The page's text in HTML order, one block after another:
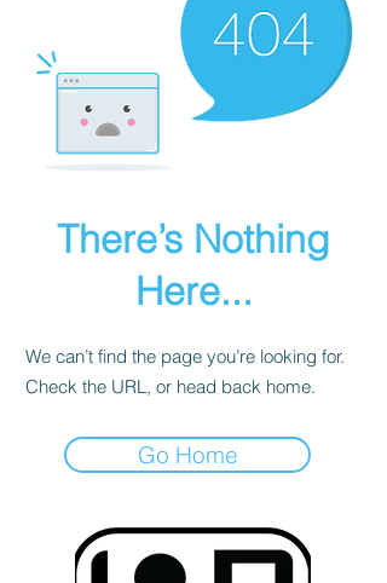
There’s Nothing
Here...
We can’t find the page you’re looking for.
Check the URL, or head back home.
Go Home